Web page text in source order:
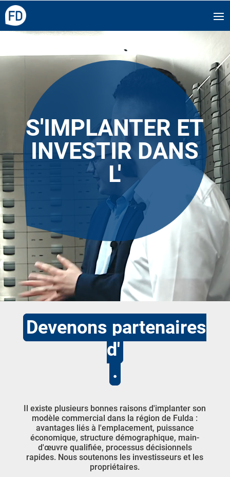
Video-
Player
S'IMPLANTER ET
INVESTIR DANS
L'
Devenons partenaires
d'
.
Il existe plusieurs bonnes raisons d'implanter son
modèle commercial dans la région de Fulda :
avantages liés à l'emplacement, puissance
économique, structure démographique, main-
d'œuvre qualifiée, processus décisionnels
rapides. Nous soutenons les investisseurs et les
propriétaires.